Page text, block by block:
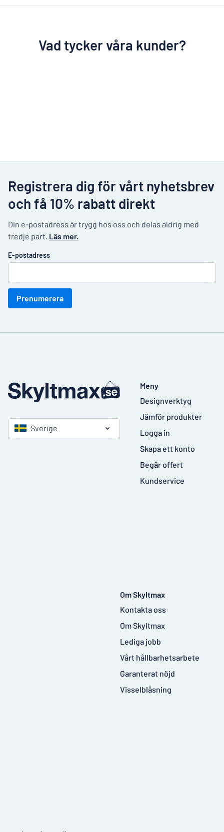
Vad tycker våra kunder?
Registrera dig för vårt nyhetsbrev
och få 10% rabatt direkt
Din e-postadress är trygg hos oss och delas aldrig med
tredje part. Läs mer.
E-postadress
Prenumerera
Sverige
Meny
Designverktyg
Jämför produkter
Logga in
Skapa ett konto
Begär offert
Kundservice
Om Skyltmax
Kontakta oss
Om Skyltmax
Lediga jobb
Vårt hållbarhetsarbete
Garanterat nöjd
Visselblåsning